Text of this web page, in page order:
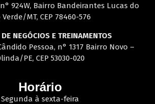
924W, Bairro Bandeirantes Lucas do
Verde/MT, CEP 78460-576
NEGÓCIOS E TREINAMENTOS
Pessoa, n° 1317 Bairro Novo –
PE, CEP 53030-020
Horário
Segunda à sexta-feira